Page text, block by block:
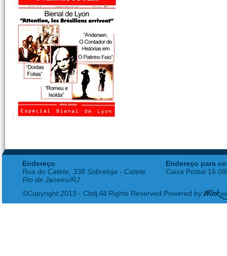
Endereço
Rua do Catete, 338 Sobreloja - Catete
Rio de Janeiro/RJ
Endereço para
Caixa Postal
©Copyright 2013 - Cbtij All Rights Reserved Powered by: